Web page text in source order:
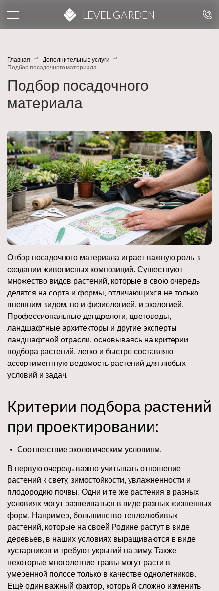
LEVEL GARDEN
Главная
Дополнительные услуги
Подбор посадочного материала
Подбор посадочного
материала
Отбор посадочного материала играет важную роль в
создании живописных композиций. Существуют
множество видов растений, которые в свою очередь
делятся на сорта и формы, отличающихся не только
внешним видом, но и физиологией, и экологией.
Профессиональные дендрологи, цветоводы,
ландшафтные архитекторы и другие эксперты
ландшафтной отрасли, основываясь на критерии
подбора растений, легко и быстро составляют
ассортиментную ведомость растений для любых
условий и задач.
Критерии подбора растений
при проектировании:
Соответствие экологическим условиям.
В первую очередь важно учитывать отношение
растений к свету, зимостойкости, увлажненности и
плодородию почвы. Одни и те же растения в разных
условиях могут развеиваться в виде разных жизненных
форм. Например, большинство теплолюбивых
растений, которые на своей Родине растут в виде
деревьев, в наших условиях выращиваются в виде
кустарников и требуют укрытий на зиму. Также
некоторые многолетние травы могут расти в
умеренной полосе только в качестве однолетников.
Ещё один важный фактор, который сложно изменить